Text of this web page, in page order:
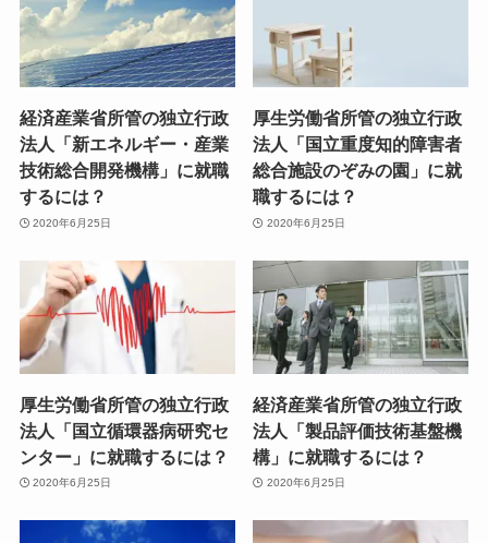
経済産業省所管の独立行政
法人「新エネルギー・産業
技術総合開発機構」に就職
するには？
2020年6月25日
厚生労働省所管の独立行政
法人「国立重度知的障害者
総合施設のぞみの園」に就
職するには？
2020年6月25日
厚生労働省所管の独立行政
法人「国立循環器病研究セ
ンター」に就職するには？
2020年6月25日
経済産業省所管の独立行政
法人「製品評価技術基盤機
構」に就職するには？
2020年6月25日